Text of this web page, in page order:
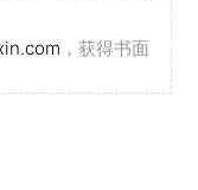
，获得书面